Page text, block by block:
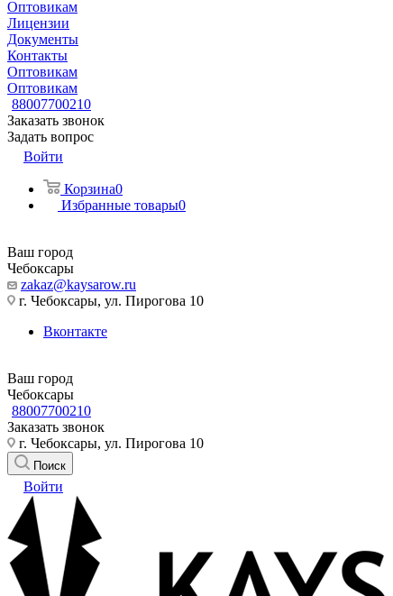
Оптовикам
Лицензии
Документы
Контакты
Оптовикам
Оптовикам
88007700210
Заказать звонок
Задать вопрос
Войти
Корзина0
Избранные товары0
Ваш город
Чебоксары
zakaz@kaysarow.ru
г. Чебоксары, ул. Пирогова 10
Вконтакте
Ваш город
Чебоксары
88007700210
Заказать звонок
г. Чебоксары, ул. Пирогова 10
Поиск
Войти